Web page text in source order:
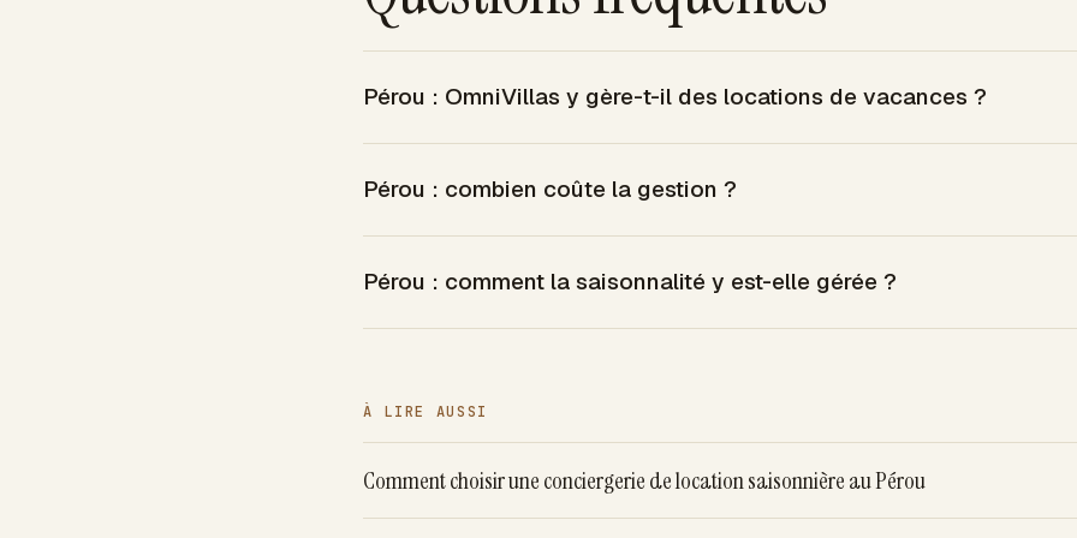
Pérou : OmniVillas y gère-t-il des locations de vacances ?
Pérou : combien coûte la gestion ?
Pérou : comment la saisonnalité y est-elle gérée ?
À LIRE AUSSI
Comment choisir une conciergerie de location saisonnière au Pérou